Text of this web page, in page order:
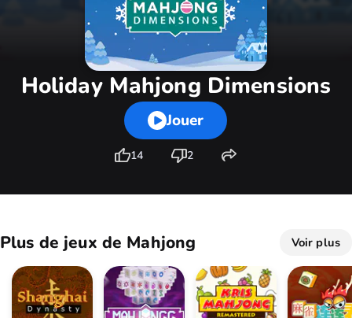
Holiday Mahjong Dimensions
Jouer
14 2
Plus de jeux de Mahjong Voir plus